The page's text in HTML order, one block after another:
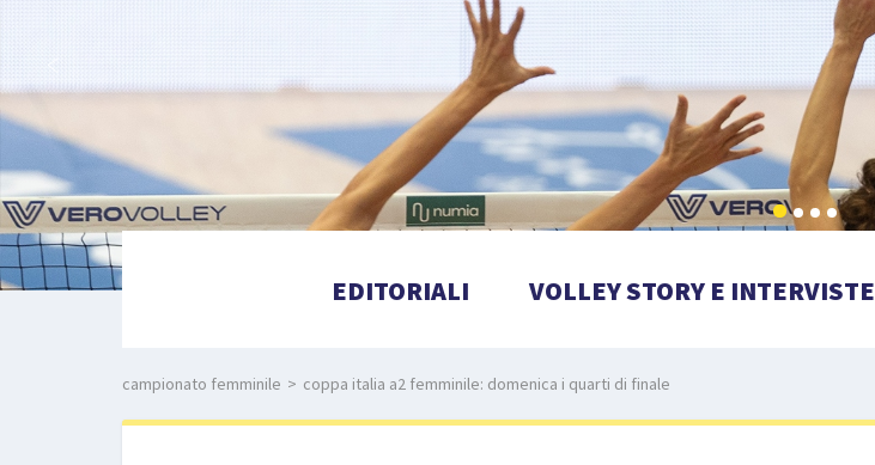
EDITORIALI VOLLEY STORY E INTERVISTE
campionato femminile > coppa italia a2 femminile: domenica i quarti di finale